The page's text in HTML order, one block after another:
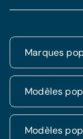
Marques
Renault
Dacia
Volkswagen
Modèles
Renault Clio
Modèles